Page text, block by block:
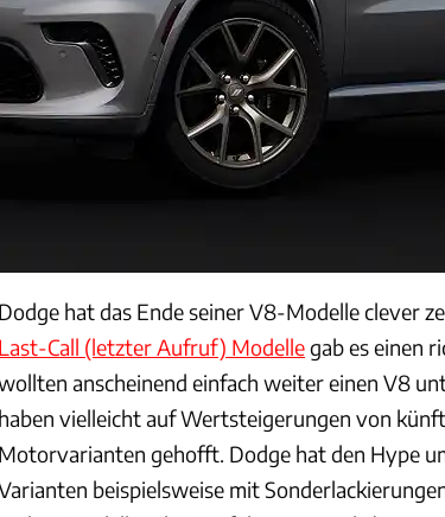
Dodge hat das Ende seiner V8-Modelle clever
Last-Call (letzter Aufruf) Modellegab es einen
anscheinend einfach weiter einen V8
haben vielleicht auf Wertsteigerungen von
Motorvarianten gehofft. Dodge hat den Hype
beispielsweise mit